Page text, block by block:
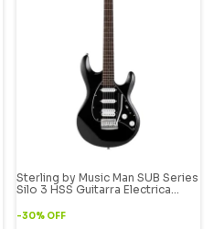
Sterling by Music Man SUB Series
Silo 3 HSS Guitarra Electrica
-30% OFF